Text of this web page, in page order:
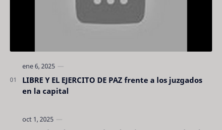
LIBRE Y EL EJERCITO DE PAZ frente a los juzgados
en la capital